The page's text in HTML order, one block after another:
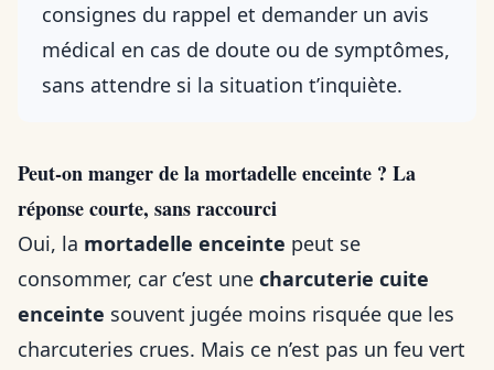
consignes du rappel et demander un avis
médical en cas de doute ou de symptômes,
sans attendre si la situation t’inquiète.
Peut-on manger de la mortadelle enceinte ? La
réponse courte, sans raccourci
Oui, la mortadelle enceinte peut se
consommer, car c’est une charcuterie cuite
enceinte souvent jugée moins risquée que les
charcuteries crues. Mais ce n’est pas un feu vert